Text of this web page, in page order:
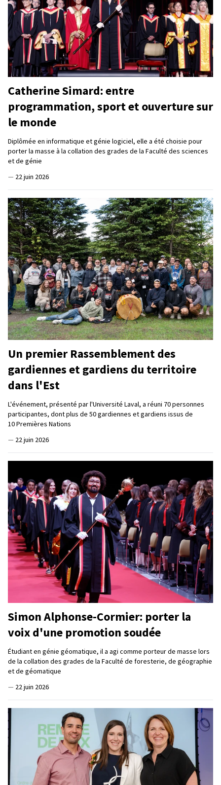
Catherine Simard: entre
programmation, sport et ouverture sur
le monde
Diplômée en informatique et génie logiciel, elle a été choisie pour
porter la masse à la collation des grades de la Faculté des sciences
et de génie
— 22 juin 2026
Un premier Rassemblement des
gardiennes et gardiens du territoire
dans l'Est
L'événement, présenté par l'Université Laval, a réuni 70 personnes
participantes, dont plus de 50 gardiennes et gardiens issus de
10 Premières Nations
— 22 juin 2026
Simon Alphonse-Cormier: porter la
voix d'une promotion soudée
Étudiant en génie géomatique, il a agi comme porteur de masse lors
de la collation des grades de la Faculté de foresterie, de géographie
et de géomatique
— 22 juin 2026